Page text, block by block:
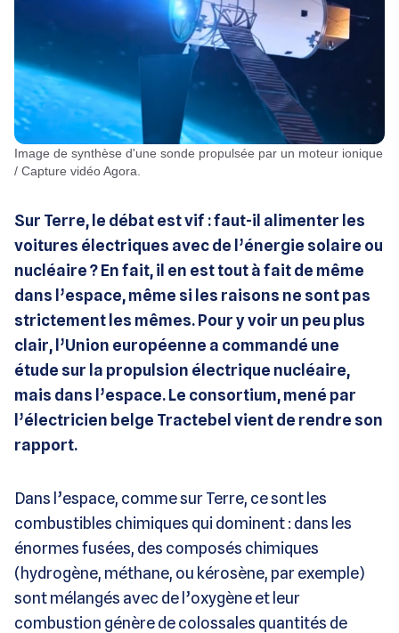
Image de synthèse d'une sonde propulsée par un moteur ionique
/ Capture vidéo Agora.
Sur Terre, le débat est vif : faut-il alimenter les
voitures électriques avec de l’énergie solaire ou
nucléaire ? En fait, il en est tout à fait de même
dans l’espace, même si les raisons ne sont pas
strictement les mêmes. Pour y voir un peu plus
clair, l’Union européenne a commandé une
étude sur la propulsion électrique nucléaire,
mais dans l’espace. Le consortium, mené par
l’électricien belge Tractebel vient de rendre son
rapport.
Dans l’espace, comme sur Terre, ce sont les
combustibles chimiques qui dominent : dans les
énormes fusées, des composés chimiques
(hydrogène, méthane, ou kérosène, par exemple)
sont mélangés avec de l’oxygène et leur
combustion génère de colossales quantités de